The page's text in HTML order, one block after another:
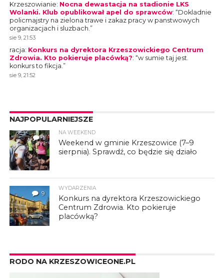
Krzeszowianie: Nocna dewastacja na stadionie LKS
Wolanki. Klub opublikował apel do sprawców: “Dokladnie
policmajstry na zielona trawe i zakaz pracy w panstwowych
organizacjach i sluzbach.”
sie 9, 21:53
racja: Konkurs na dyrektora Krzeszowickiego Centrum
Zdrowia. Kto pokieruje placówką?: “w sumie taj jest.
konkurs to fikcja.”
sie 9, 21:52
NAJPOPULARNIEJSZE
1
NA WEEKEND
Weekend w gminie Krzeszowice (7–9
sierpnia). Sprawdź, co będzie się działo
9
WYDARZENIA
Konkurs na dyrektora Krzeszowickiego
Centrum Zdrowia. Kto pokieruje
placówką?
RODO NA KRZESZOWICEONE.PL